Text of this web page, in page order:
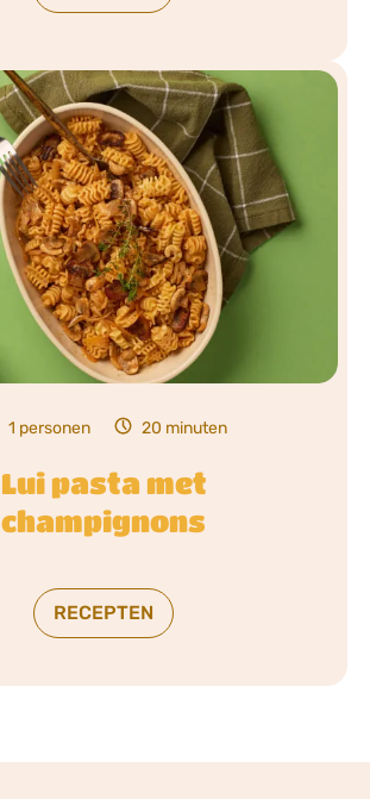
1 personen 20 minuten
Lui pasta met
champignons
RECEPTEN